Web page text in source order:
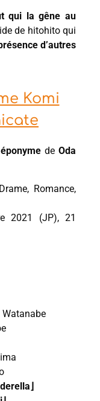
qui la gêne au
de hitohito qui
d’autres
Komi
de Oda
Romance,
2021 (JP), 21
Watanabe